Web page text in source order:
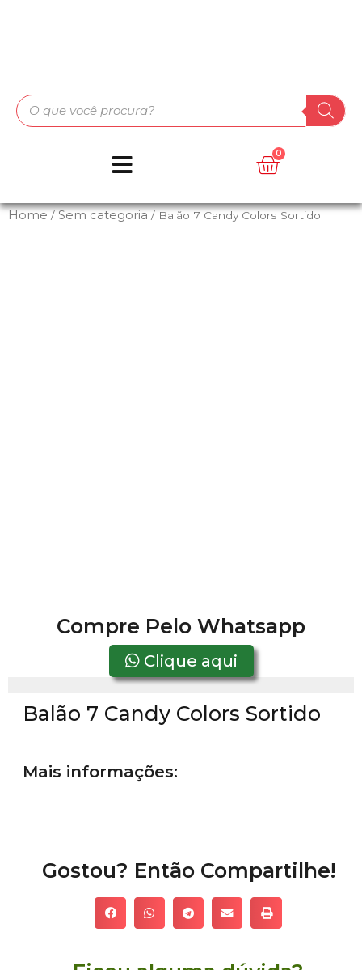
Home / Sem categoria / Balão 7 Candy Colors Sortido
Compre Pelo Whatsapp
Clique aqui
Balão 7 Candy Colors Sortido
Mais informações:
Gostou? Então Compartilhe!